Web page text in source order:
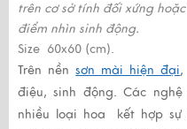
trên cơ sở tính đối xứng
điểm nhìn sinh động.
Size 60x60 (cm).
Trên nềnsơn mài hiện đại,
điệu, sinh động. Các
nhiều loại hoa kết hợp sự